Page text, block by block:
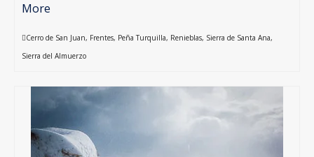
More
Cerro de San Juan, Frentes, Peña Turquilla, Renieblas, Sierra de Santa Ana,
Sierra del Almuerzo